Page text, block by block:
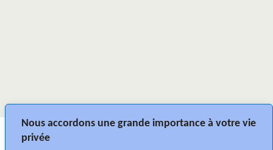
Nous accordons une grande importance à votre vie
privée